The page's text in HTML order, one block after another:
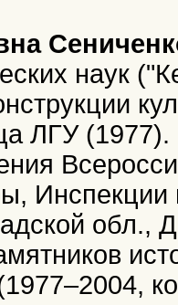
наук
ЛГУ (1977).
обл.,